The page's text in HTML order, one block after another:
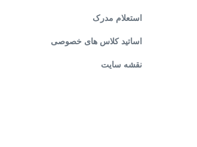
استعلام مدرک
اساتید کلاس های خصوصی
نقشه سایت